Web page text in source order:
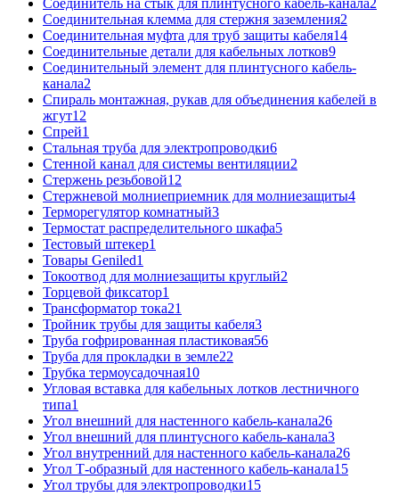
Соединительная клемма для стержня заземления2
Соединительная муфта для труб защиты кабеля14
Соединительные детали для кабельных лотков9
Соединительный элемент для плинтусного кабель-
канала2
Спираль монтажная, рукав для объединения кабелей в
жгут12
Спрей1
Стальная труба для электропроводки6
Стенной канал для системы вентиляции2
Стержень резьбовой12
Стержневой молниеприемник для молниезащиты4
Терморегулятор комнатный3
Термостат распределительного шкафа5
Тестовый штекер1
Товары Geniled1
Токоотвод для молниезащиты круглый2
Торцевой фиксатор1
Трансформатор тока21
Тройник трубы для защиты кабеля3
Труба гофрированная пластиковая56
Труба для прокладки в земле22
Трубка термоусадочная10
Угловая вставка для кабельных лотков лестничного
типа1
Угол внешний для настенного кабель-канала26
Угол внешний для плинтусного кабель-канала3
Угол внутренний для настенного кабель-канала26
Угол Т-образный для настенного кабель-канала15
Угол трубы для электропроводки15